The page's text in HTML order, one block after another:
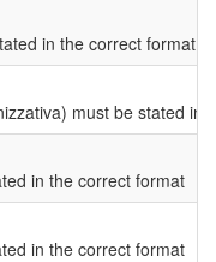
in the correct format.
must be stated in
in the correct format
in the correct format